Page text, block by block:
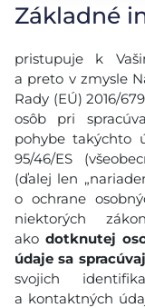
Základné
pristupuje k
a preto v zmysle
Rady (EÚ) 2016/
osôb pri
pohybe takýchto
95/46/ES
(ďalej len
o ochrane
niektorých
akodotknutej
údaje sa
svojich
a kontaktných